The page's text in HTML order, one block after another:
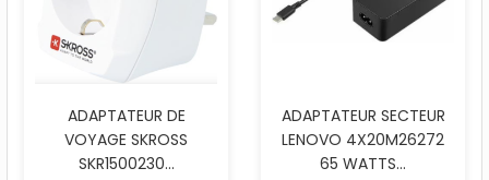
ADAPTATEUR DE
VOYAGE SKROSS
SKR1500230...
ADAPTATEUR SECTEUR
LENOVO 4X20M26272
65 WATTS...